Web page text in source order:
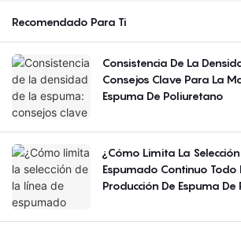
Recomendado Para Ti
Consistencia De La
Consejos Clave Para La
Espuma De Poliuretano
¿Cómo Limita La
Espumado Continuo Todo
Producción De Espuma